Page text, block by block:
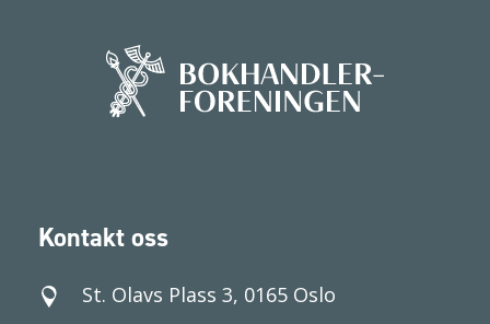
Kontakt oss
St. Olavs Plass 3, 0165 Oslo